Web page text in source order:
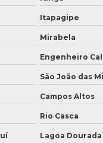
Itapagipe
Mirabela
Engenheiro
São João das
Campos Altos
Rio Casca
Lagoa Dourada